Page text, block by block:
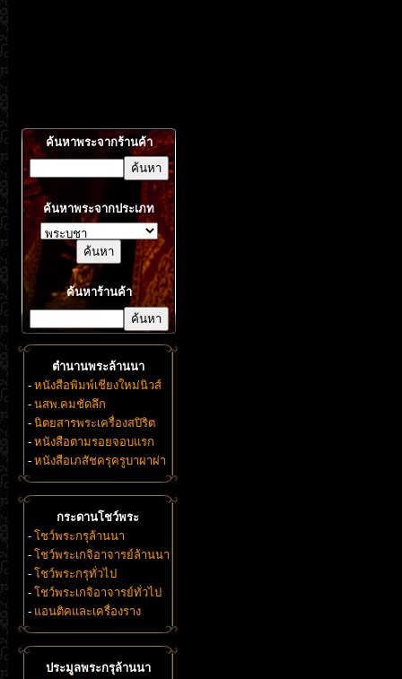
ค้นหาพระจากร้านค้า
ค้นหาพระจากประเภท
ค้นหาร้านค้า
ตำนานพระล้านนา
- หนังสือพิมพ์เชียงใหม่นิวส์
- นสพ.คมชัดลึก
- นิตยสารพระเครื่องสปิริต
- หนังสือตามรอยจอบแรก
- หนังสือเภสัชครุครูบาผาผ่า
กระดานโชว์พระ
- โชว์พระกรุล้านนา
- โชว์พระเกจิอาจารย์ล้านนา
- โชว์พระกรุทั่วไป
- โชว์พระเกจิอาจารย์ทั่วไป
- แอนติคและเครื่องราง
ประมูลพระกรุล้านนา